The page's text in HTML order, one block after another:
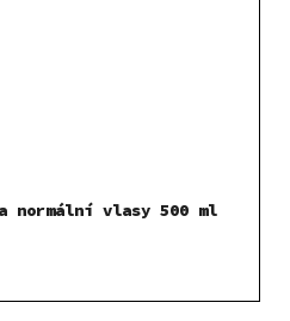
normální vlasy 500 ml